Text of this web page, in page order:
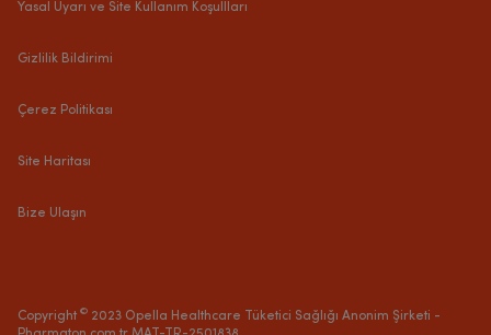
Yasal Uyarı ve Site Kullanım Koşullları
Gizlilik Bildirimi
Çerez Politikası
Site Haritası
Bize Ulaşın
Copyright © 2023 Opella Healthcare Tüketici Sağlığı Anonim Şirketi -